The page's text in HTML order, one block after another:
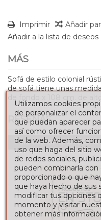
Imprimir
Añadir
Añadir a la lista de deseos
MÁS
Sofá de estilo colonial
de sofá tiene unas
RESEÑAS
Para escribir una
Utilizamos cookies
de personalizar el
que puedan aparecer
así como ofrecer
de la web. Además,
uso que haga del sitio
de redes sociales,
pueden combinarla con
proporcionado o que
que haya hecho de sus
modificar tus opciones
momento y visitar
obtener más